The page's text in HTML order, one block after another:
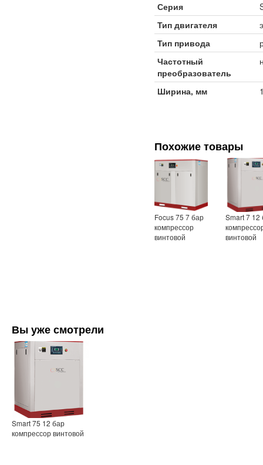
Серия
Тип двигателя
Тип привода
Частотный
преобразователь
Ширина, мм
Похожие товары
Focus 75 7 бар
компрессор
винтовой
Smart 7 12
винтовой
Вы уже смотрели
Smart 75 12 бар
компрессор винтовой